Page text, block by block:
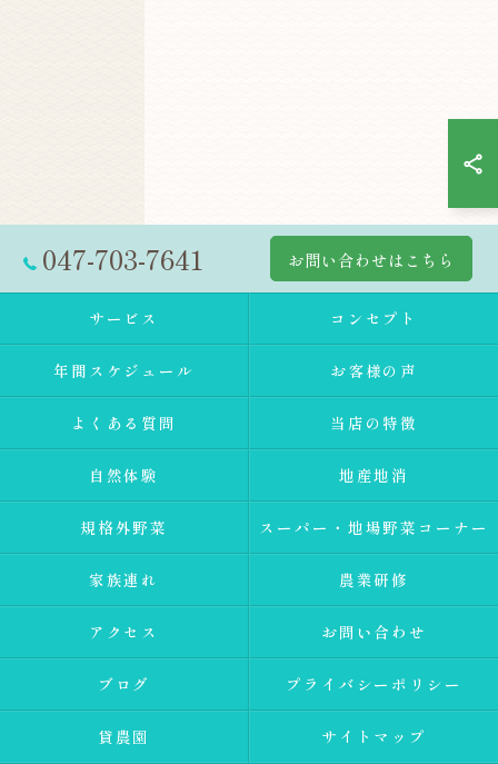
047-703-7641 お問い合わせはこちら
サービス コンセプト
年間スケジュール お客様の声
よくある質問 当店の特徴
自然体験 地産地消
規格外野菜 スーパー・地場野菜コーナー
家族連れ 農業研修
アクセス お問い合わせ
ブログ プライバシーポリシー
貸農園 サイトマップ